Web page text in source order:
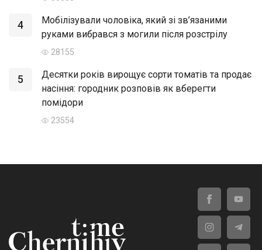
4
Мобілізували чоловіка, який зі зв’язаними
руками вибрався з могили після розстрілу
28155
5
Десятки років вирощує сорти томатів та продає
насіння: городник розповів як вберегти
помідори
23554